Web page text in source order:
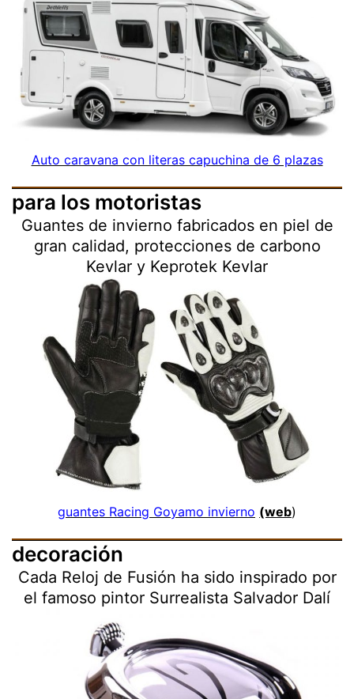
Auto caravana con literas capuchina de 6 plazas
para los motoristas
Guantes de invierno fabricados en piel de
gran calidad, protecciones de carbono
Kevlar y Keprotek Kevlar
guantes Racing Goyamo invierno (web)
decoración
Cada Reloj de Fusión ha sido inspirado por
el famoso pintor Surrealista Salvador Dalí